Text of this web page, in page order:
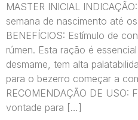
MASTER INICIAL
semana de nascimento até
BENEFÍCIOS: Estímulo de
rúmen. Esta ração é
desmame, tem alta
para o bezerro começar a
RECOMENDAÇÃO DE USO:
vontade para […]